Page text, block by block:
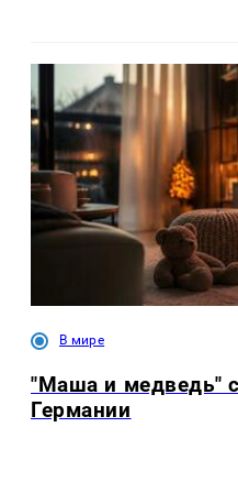
В мире
"Маша и медведь"
Германии